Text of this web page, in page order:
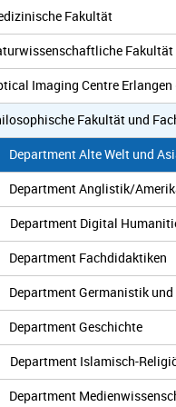
Fakultät
Fakultät
Imaging Centre Erlangen
Fakultät und
Department Alte Welt und
Department Anglistik/
Department Digital
Department Fachdidaktiken
Department Germanistik
Department Geschichte
Department Islamisch-
Department